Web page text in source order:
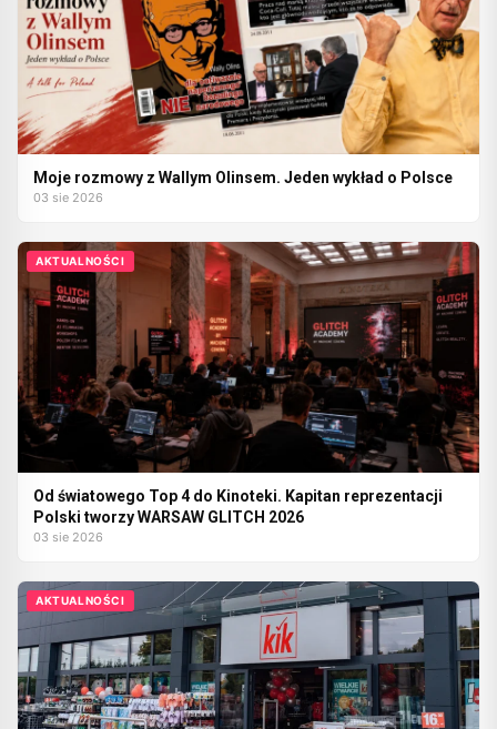
Moje rozmowy z Wallym Olinsem. Jeden wykład o Polsce
03 sie 2026
AKTUALNOŚCI
Od światowego Top 4 do Kinoteki. Kapitan reprezentacji
Polski tworzy WARSAW GLITCH 2026
03 sie 2026
AKTUALNOŚCI